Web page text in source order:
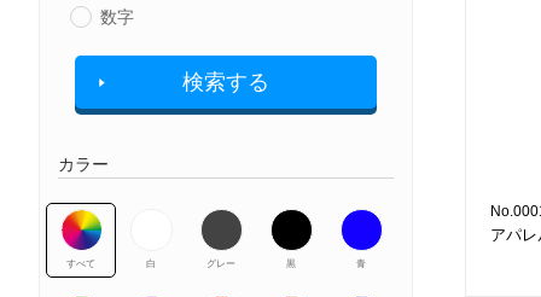
数字
検索する
カラー
すべて 白 グレー 黒 青
アパ